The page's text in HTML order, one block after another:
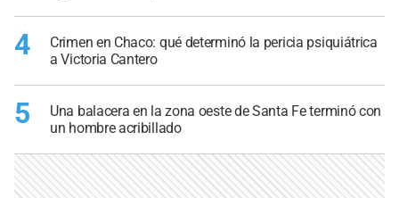
4
Crimen en Chaco: qué determinó la pericia psiquiátrica
a Victoria Cantero
5
Una balacera en la zona oeste de Santa Fe terminó con
un hombre acribillado